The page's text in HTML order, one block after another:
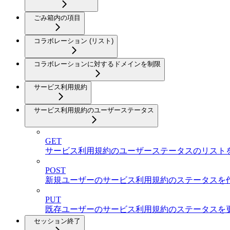
ごみ箱内の項目
コラボレーション (リスト)
コラボレーションに対するドメインを制限
サービス利用規約
サービス利用規約のユーザーステータス
GET
サービス利用規約のユーザーステータスのリスト
POST
新規ユーザーのサービス利用規約のステータスを
PUT
既存ユーザーのサービス利用規約のステータスを
セッション終了